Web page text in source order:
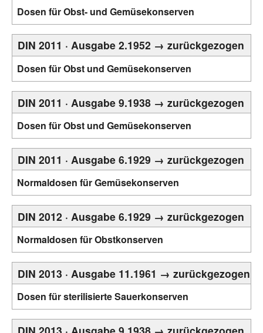
Dosen für Obst- und Gemüsekonserven
DIN 2011 · Ausgabe 2.1952 → zurückgezogen
Dosen für Obst und Gemüsekonserven
DIN 2011 · Ausgabe 9.1938 → zurückgezogen
Dosen für Obst und Gemüsekonserven
DIN 2011 · Ausgabe 6.1929 → zurückgezogen
Normaldosen für Gemüsekonserven
DIN 2012 · Ausgabe 6.1929 → zurückgezogen
Normaldosen für Obstkonserven
DIN 2013 · Ausgabe 11.1961 → zurückgezogen
Dosen für sterilisierte Sauerkonserven